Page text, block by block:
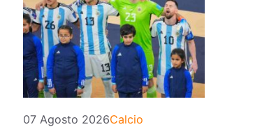
07 Agosto 2026Categorie
Calcio